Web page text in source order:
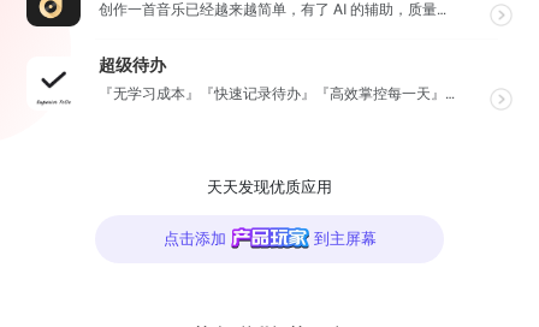
创作一首音乐已经越来越简单，有了 AI 的辅助，质量更加有保障，Muse AI 可以让一个零经验用户...
超级待办
『无学习成本』『快速记录待办』『高效掌控每一天』『桌面小组件交互』『自动数据同步备份』
天天发现优质应用
点击添加 到主屏幕